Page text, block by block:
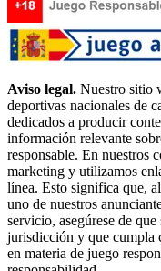
Aviso legal. Nuestro sitio
deportivas nacionales de
dedicados a producir
información relevante
responsable. En nuestros
marketing y utilizamos
línea. Esto significa que,
uno de nuestros
servicio, asegúrese de
jurisdicción y que cumpla
en materia de juego